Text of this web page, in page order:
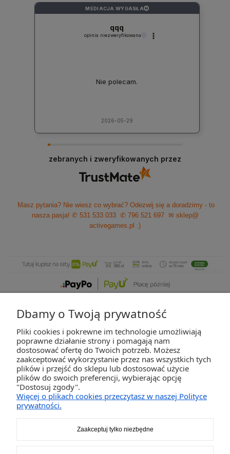
MEDIACJA WYGASŁA ?
qqq
opinia niezweryfikowana
Nie polecam.
2026-05-29
zebranych i zweryfikowanych przez
Masz pytania? Nie wiesz co wybrać? Odezwij się a doradzimy - to
nasza pasja! ✆ 531 533 033 ✆ 796 521 697
✉ sklep@
activegames.pl :)
ZAKUPY
POMOC
Dbamy o Twoją prywatność
Pliki cookies i pokrewne im technologie umożliwiają
poprawne działanie strony i pomagają nam
dostosować ofertę do Twoich potrzeb. Możesz
zaakceptować wykorzystanie przez nas wszystkich tych
plików i przejść do sklepu lub dostosować użycie
plików do swoich preferencji, wybierając opcję
"Dostosuj zgody".
Więcej o plikach cookies przeczytasz w naszej Polityce
prywatności.
Zaakceptuj tylko niezbędne